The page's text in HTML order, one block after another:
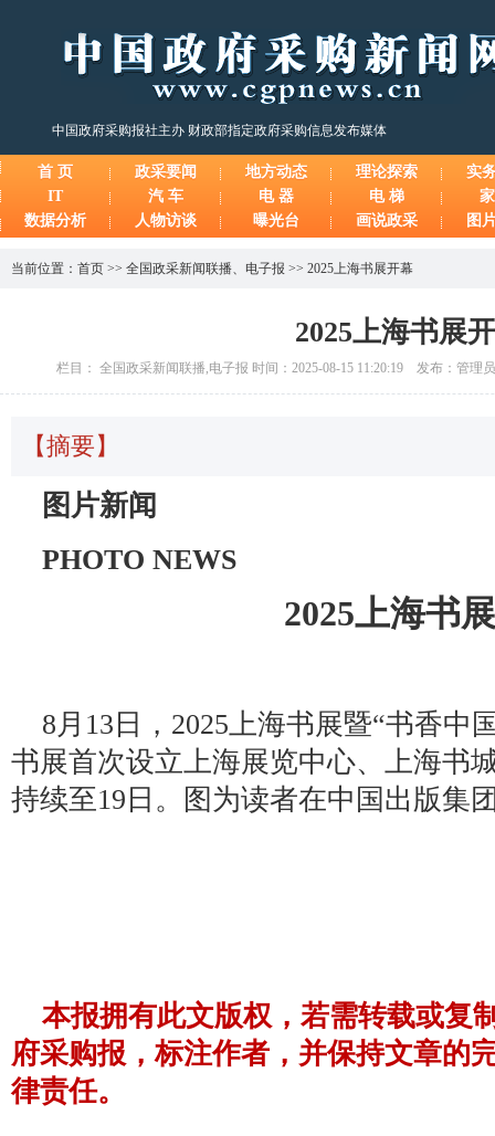
中国政府采购报社主办 财政部指定政府采购信息发布媒体
首 页 政采要闻 地方动态 理论探索
实
IT
汽 车 电 器 电 梯
数据分析
人物访谈 曝光台 画说政采 图
当前位置： 首页 >> 全国政采新闻联播、 电子报 >> 2025上海书展开幕
2025上海书展
栏目： 全国政采新闻联播,电子报 时间：2025-08-15 11:20:19 发布：管理
【摘要】
图片新闻
PHOTO NEWS
2025上海书
8月13日，2025上海书展暨“书香中
书展首次设立上海展览中心、上海书
持续至19日。图为读者在中国出版集
本报拥有此文版权，若需转载或复
府采购报，标注作者，并保持文章的
律责任。